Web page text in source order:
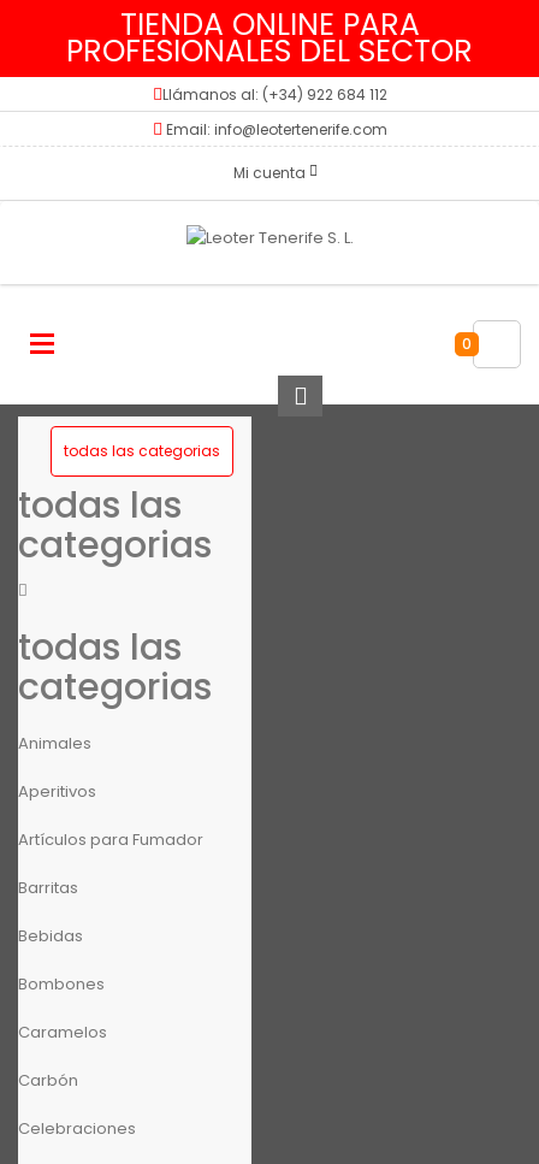
TIENDA ONLINE PARA
PROFESIONALES DEL SECTOR
Llámanos al: (+34) 922 684 112
Email: info@leotertenerife.com
Mi cuenta
0
todas las categorias
todas las
categorias
todas las
categorias
Animales
Aperitivos
Artículos para Fumador
Barritas
Bebidas
Bombones
Caramelos
Carbón
Celebraciones